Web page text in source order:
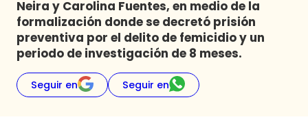
Neira y Carolina Fuentes, en medio de la
formalización donde se decretó prisión
preventiva por el delito de femicidio y un
periodo de investigación de 8 meses.
Seguir en Seguir en
Todos Los Programas